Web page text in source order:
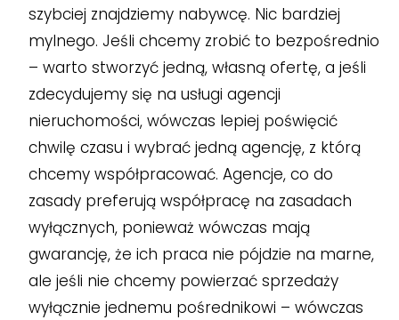
szybciej znajdziemy nabywcę. Nic bardziej
mylnego. Jeśli chcemy zrobić to bezpośrednio
– warto stworzyć jedną, własną ofertę, a jeśli
zdecydujemy się na usługi agencji
nieruchomości, wówczas lepiej poświęcić
chwilę czasu i wybrać jedną agencję, z którą
chcemy współpracować. Agencje, co do
zasady preferują współpracę na zasadach
wyłącznych, ponieważ wówczas mają
gwarancję, że ich praca nie pójdzie na marne,
ale jeśli nie chcemy powierzać sprzedaży
wyłącznie jednemu pośrednikowi – wówczas